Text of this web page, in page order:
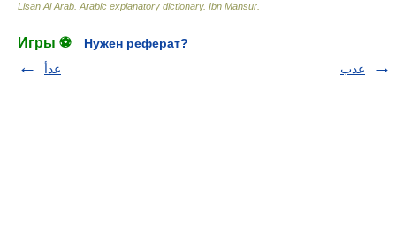
Lisan Al Arab. Arabic explanatory dictionary. Ibn Mansur
Игры ⚽
Нужен реферат?
عدأ
عدب